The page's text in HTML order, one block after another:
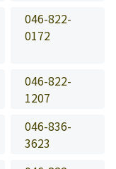
046-822-
0172
046-822-
1207
046-836-
3623